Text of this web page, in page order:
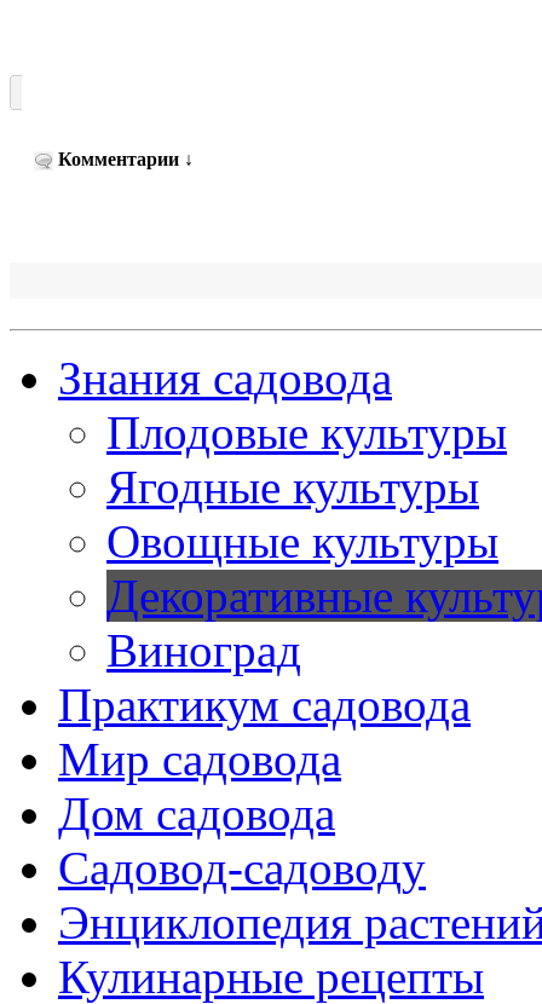
Комментарии ↓
Знания садовода
Плодовые культуры
Ягодные культуры
Овощные культуры
Декоративные
Виноград
Практикум садовода
Мир садовода
Дом садовода
Садовод-садоводу
Энциклопедия
Кулинарные рецепты